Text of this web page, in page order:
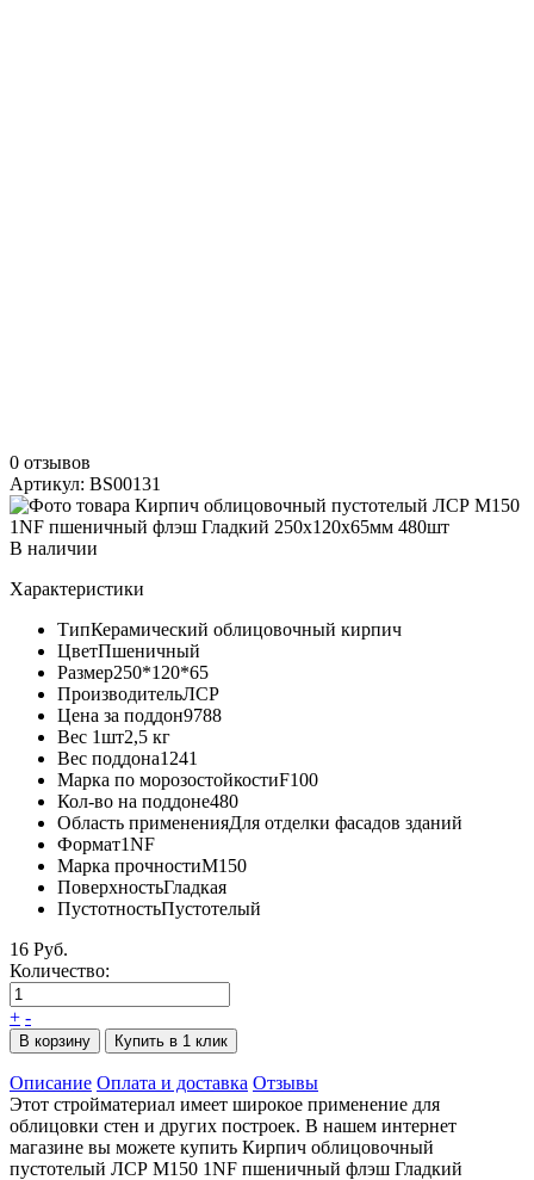
0 отзывов
Артикул: BS00131
В наличии
Характеристики
ТипКерамический облицовочный кирпич
ЦветПшеничный
Размер250*120*65
ПроизводительЛСР
Цена за поддон9788
Вес 1шт2,5 кг
Вес поддона1241
Марка по морозостойкостиF100
Кол-во на поддоне480
Область примененияДля отделки фасадов зданий
Формат1NF
Марка прочностиМ150
ПоверхностьГладкая
ПустотностьПустотелый
16 Руб.
Количество:
+ -
В корзину Купить в 1 клик
Описание Оплата и доставка Отзывы
Этот стройматериал имеет широкое применение для
облицовки стен и других построек. В нашем интернет
магазине вы можете купить Кирпич облицовочный
пустотелый ЛСР М150 1NF пшеничный флэш Гладкий